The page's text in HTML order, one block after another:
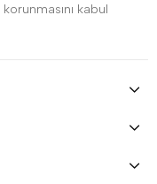
korunmasını kabul